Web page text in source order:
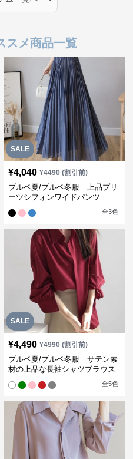
スメ商品一覧
SALE
¥4,040 ¥4490(割引前)
ブルベ夏/ブルベ冬服 上品プリ
ーツシフォンワイドパンツ
全3色
SALE
¥4,490 ¥4990(割引前)
ブルベ夏/ブルベ冬服 サテン素
材の上品な長袖シャツブラウス
全5色